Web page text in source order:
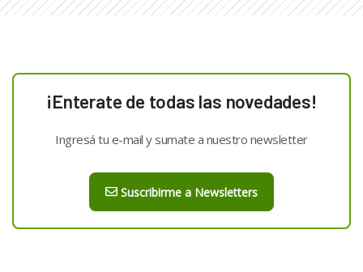
¡Enterate de todas las novedades!
Ingresá tu e-mail y sumate a nuestro newsletter
Suscribirme a Newsletters